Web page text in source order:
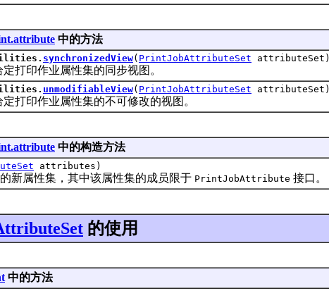
中的方法
synchronizedView( PrintJobAttributeSet attributeSet)
印作业属性集的同步视图。
unmodifiableView( PrintJobAttributeSet attributeSet)
印作业属性集的不可修改的视图。
中的构造方法
attributes)
属性集，其中该属性集的成员限于 PrintJobAttribute 接口。
的使用
中的方法